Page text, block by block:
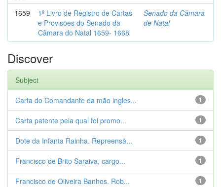
1659
1º Livro de Registro de Cartas
e Provisões do Senado da
Câmara do Natal 1659- 1668
Senado da Câmara
de Natal
Discover
Subject
1
Carta do Comandante da mão ingles...
1
Carta patente pela qual foi promo...
1
Dote da Infanta Rainha. Repreensã...
1
Francisco de Brito Saraiva, cargo...
1
Francisco de Oliveira Banhos. Rob...